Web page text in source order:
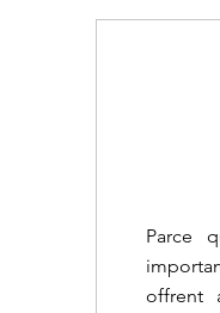
Parce
offrent